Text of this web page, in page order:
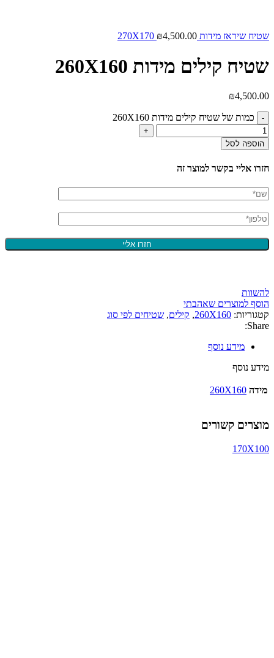
שטיח שיראז מידות 270X170 ₪4,500.00
שטיח קילים מידות 260X160
₪4,500.00
כמות של שטיח קילים מידות 260X160
הוספה לסל
חזרו אליי בקשר למוצר זה
להשוות
הוסף למוצרים שאהבתי
קטגוריות: 260X160
, קילים, שטיחים לפי סוג
Share:
מידע נוסף
מידע נוסף
מידה 260X160
מוצרים קשורים
170X100